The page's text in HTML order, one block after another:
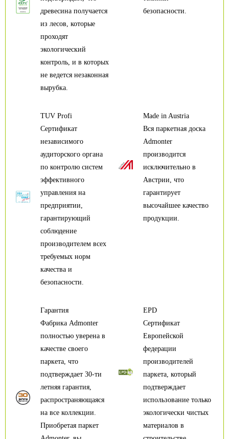
безопасности.
древесина получается
из лесов, которые
проходят
экологический
контроль, и в которых
не ведется незаконная
вырубка.
TUV Profi
Сертификат
независимого
аудиторского органа
по контролю систем
эффективного
управления на
предприятии,
гарантирующий
соблюдение
производителем всех
требуемых норм
качества и
безопасности.
Made in Austria
Вся паркетная доска
Admonter
производится
исключительно в
Австрии, что
гарантирует
высочайшее качество
продукции.
EPD
Сертификат
Европейской
федерации
производителей
паркета, который
подтверждает
использование только
экологически чистых
материалов в
Гарантия
Фабрика Admonter
полностью уверена в
качестве своего
паркета, что
подтверждает 30-ти
летняя гарантия,
распространяющаяся
на все коллекции.
Приобретая паркет